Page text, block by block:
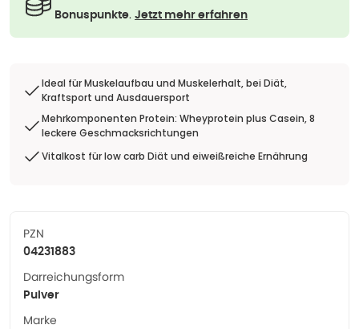
Bonuspunkte. Jetzt mehr erfahren
Ideal für Muskelaufbau und Muskelerhalt, bei Diät,
Kraftsport und Ausdauersport
Mehrkomponenten Protein: Wheyprotein plus Casein, 8
leckere Geschmacksrichtungen
Vitalkost für low carb Diät und eiweißreiche Ernährung
PZN
04231883
Darreichungsform
Pulver
Marke